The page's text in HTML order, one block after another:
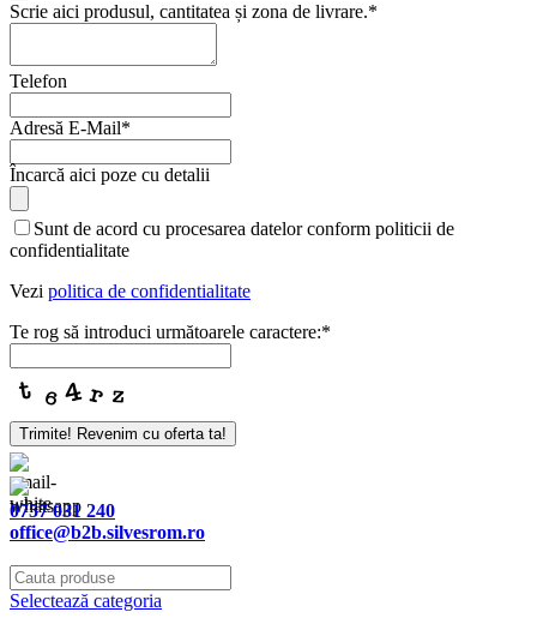
Scrie aici produsul, cantitatea și zona de livrare.*
Telefon
Adresă E-Mail*
Încarcă aici poze cu detalii
Sunt de acord cu procesarea datelor conform politicii de
confidentialitate
Vezi politica de confidentialitate
Te rog să introduci următoarele caractere:*
Trimite! Revenim cu oferta ta!
Email
0757 031 240
office@b2b.silvesrom.ro
Selectează categoria